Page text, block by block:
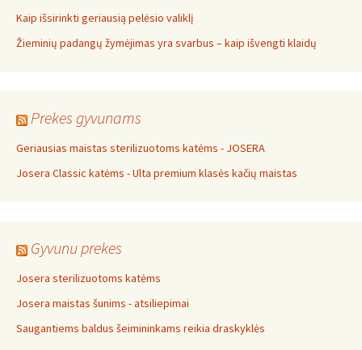
Kaip išsirinkti geriausią pelėsio valiklį
Žieminių padangų žymėjimas yra svarbus – kaip išvengti klaidų
Prekes gyvunams
Geriausias maistas sterilizuotoms katėms - JOSERA
Josera Classic katėms - Ulta premium klasės kačių maistas
Gyvunu prekes
Josera sterilizuotoms katėms
Josera maistas šunims - atsiliepimai
Saugantiems baldus šeimininkams reikia draskyklės